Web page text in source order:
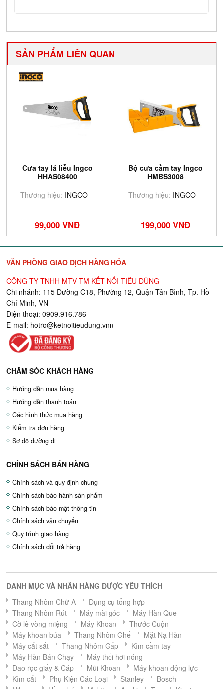
SẢN PHẨM LIÊN QUAN
Cưa tay lá liễu Ingco
HHAS08400
Thương hiệu: INGCO
99,000 VNĐ
Bộ cưa cầm tay Ingco
HMBS3008
Thương hiệu: INGCO
199,000 VNĐ
VĂN PHÒNG GIAO DỊCH HÀNG HÓA
CÔNG TY TNHH MTV TM KẾT NỐI TIÊU DÙNG
Chi nhánh: 115 Đường C18, Phường 12, Quận Tân Bình, Tp. Hồ
Chí Minh, VN
Điện thoại: 0909.916.786
E-mail: hotro@ketnoitieudung.vnn
CHĂM SÓC KHÁCH HÀNG
Hướng dẫn mua hàng
Hướng dẫn thanh toán
Các hình thức mua hàng
Kiểm tra đơn hàng
Sơ đồ đường đi
CHÍNH SÁCH BÁN HÀNG
Chính sách và quy định chung
Chính sách bảo hành sản phẩm
Chính sách bảo mật thông tin
Chính sách vận chuyển
Quy trình giao hàng
Chính sách đổi trả hàng
DANH MỤC VÀ NHÃN HÀNG ĐƯỢC YÊU THÍCH
Thang Nhôm Chữ A
Dụng cụ tổng hợp
Thang Nhôm Rút
Máy mài góc
Máy Hàn Que
Cờ lê vòng miệng
Máy Khoan
Thước Cuộn
Máy khoan búa
Thang Nhôm Ghế
Mặt Nạ Hàn
Máy cắt sắt
Thang Nhôm Gấp
Kìm cầm tay
Máy Hàn Bán Chạy
Máy thổi hơi nóng
Dao rọc giấy & Cáp
Mũi Khoan
Máy khoan động lực
Kìm cắt
Phụ Kiện Các Loại Stanley
Bosch